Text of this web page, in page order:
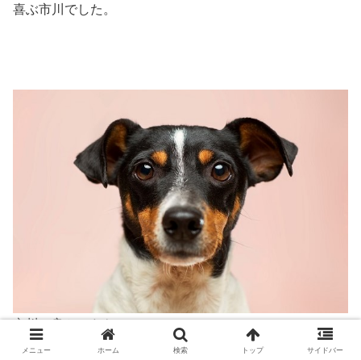
喜ぶ市川でした。
市川、良かったね～～～～
メニュー ホーム 検索 トップ サイドバー